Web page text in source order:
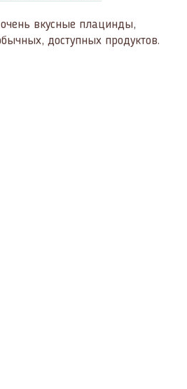
вкусные плацинды,
доступных продуктов.